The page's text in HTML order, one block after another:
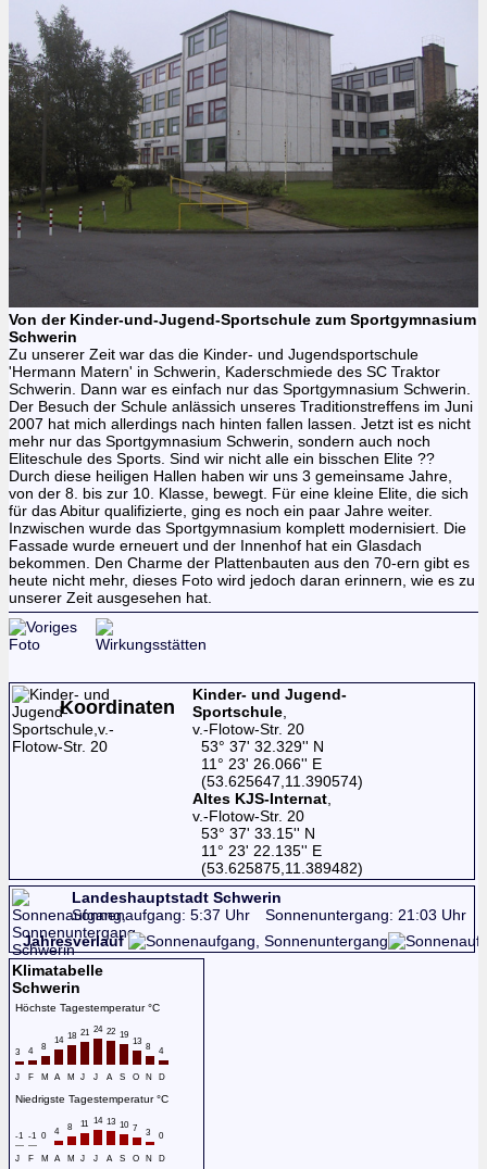
Von der Kinder-und-Jugend-Sportschule zum Sportgymnasium
Schwerin
Zu unserer Zeit war das die Kinder- und Jugendsportschule
'Hermann Matern' in Schwerin, Kaderschmiede des SC Traktor
Schwerin. Dann war es einfach nur das Sportgymnasium Schwerin.
Der Besuch der Schule anlässich unseres Traditionstreffens im Juni
2007 hat mich allerdings nach hinten fallen lassen. Jetzt ist es nicht
mehr nur das Sportgymnasium Schwerin, sondern auch noch
Eliteschule des Sports. Sind wir nicht alle ein bisschen Elite ??
Durch diese heiligen Hallen haben wir uns 3 gemeinsame Jahre,
von der 8. bis zur 10. Klasse, bewegt. Für eine kleine Elite, die sich
für das Abitur qualifizierte, ging es noch ein paar Jahre weiter.
Inzwischen wurde das Sportgymnasium komplett modernisiert. Die
Fassade wurde erneuert und der Innenhof hat ein Glasdach
bekommen. Den Charme der Plattenbauten aus den 70-ern gibt es
heute nicht mehr, dieses Foto wird jedoch daran erinnern, wie es zu
unserer Zeit ausgesehen hat.
Koordinaten
Kinder- und Jugend-
Sportschule
v.-Flotow-Str. 20
53° 37' 32.329'' N
11° 23' 26.066'' E
(53.625647,11.390574)
Altes KJS-Internat
v.-Flotow-Str. 20
53° 37' 33.15'' N
11° 23' 22.135'' E
(53.625875,11.389482)
Landeshauptstadt Schwerin
Sonnenaufgang: 5:37 Uhr
Sonnenuntergang: 21:03 Uhr
Jahresverlauf
Klimatabelle
Schwerin
Höchste Tagestemperatur °C
3 4 8
14 18 21 24 22 19
13
8 4
J F M A M J J A S O N D
Niedrigste Tagestemperatur °C
-1 -1 0 4 8 11 14 13 10 7 3 0
J F M A M J J A S O N D